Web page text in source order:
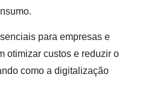
para empresas e
otimizar custos e reduzir o
como a digitalização